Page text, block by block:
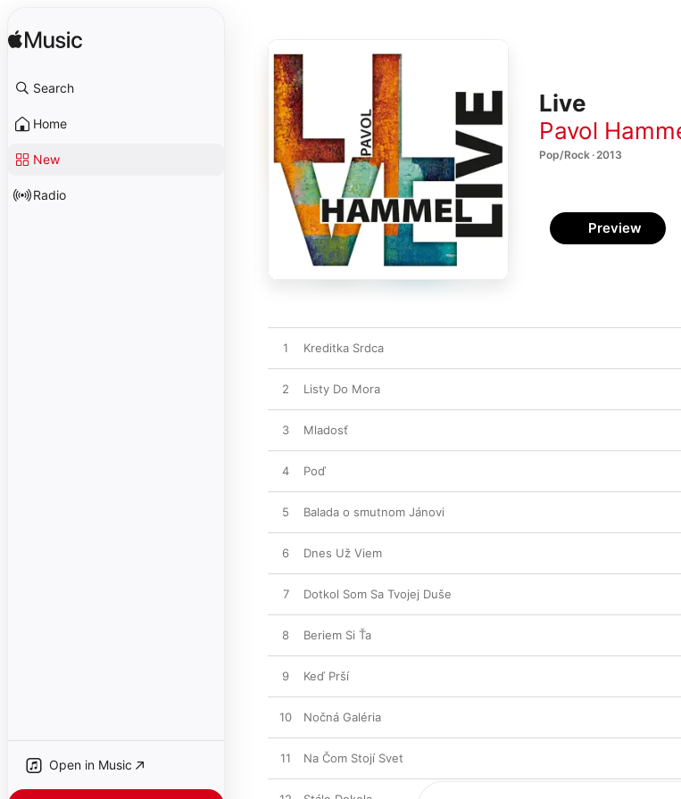
Search
Home
New
Radio
Open in Music
Live
Pavol
Pop/Rock · 2013
Preview
1 Kreditka Srdca
2 Listy Do Mora
3 Mladosť
4 Poď
5 Balada o smutnom Jánovi
6 Dnes Už Viem
7 Dotkol Som Sa Tvojej Duše
8 Beriem Si Ťa
9 Keď Prší
10 Nočná Galéria
11 Na Čom Stojí Svet